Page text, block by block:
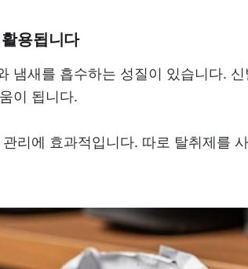
용됩니다
냄새를 흡수하는 성질이 있습니다.
이 됩니다.
리에 효과적입니다. 따로 탈취제를